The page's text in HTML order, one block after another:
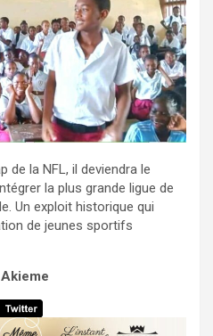
de la NFL, il deviendra le
la plus grande ligue de
Un exploit historique qui
de jeunes sportifs